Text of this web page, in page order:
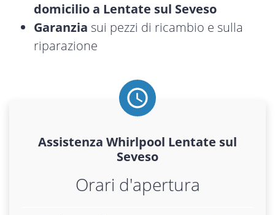
domicilio a Lentate sul Seveso
Garanzia sui pezzi di ricambio e sulla
riparazione
Assistenza Whirlpool Lentate sul
Seveso
Orari d'apertura